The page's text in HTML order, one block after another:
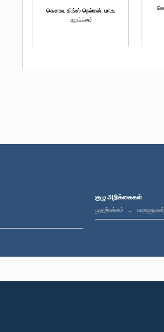
கௌரவ கிங்ஸ் நெல்சன், பா.உ.
உறுப்பினர்
குழு அறிக்கைகள்
முதற்பக்கம்